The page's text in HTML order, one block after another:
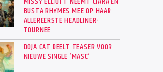
BUSTA RHYMES MEE OP HAAR
ALLEREERSTE HEADLINER-
TOURNEE
DOJA CAT DEELT TEASER VOOR
NIEUWE SINGLE ‘MASC’